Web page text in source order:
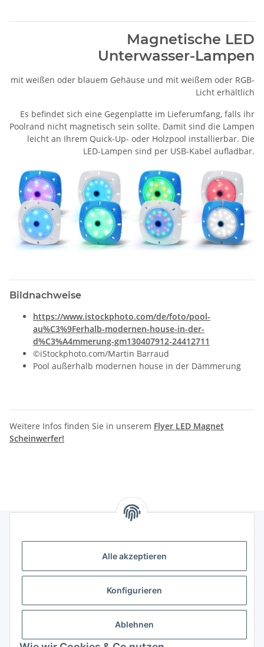
Alle akzeptieren
Konfigurieren
Ablehnen
Magnetische LED
Unterwasser-Lampen
mit weißen oder blauem Gehäuse und mit weißem oder RGB-
Licht erhältlich
Es befindet sich eine Gegenplatte im Lieferumfang, falls ihr
Poolrand nicht magnetisch sein sollte. Damit sind die Lampen
leicht an Ihrem Quick-Up- oder Holzpool installierbar. Die
LED-Lampen sind per USB-Kabel aufladbar.
Bildnachweise
https://www.istockphoto.com/de/foto/pool-
au%C3%9Ferhalb-modernen-house-in-der-
d%C3%A4mmerung-gm130407912-24412711
©iStockphoto.com/Martin Barraud
Pool außerhalb modernen house in der Dämmerung
Weitere Infos finden Sie in unserem Flyer LED Magnet
Scheinwerfer!